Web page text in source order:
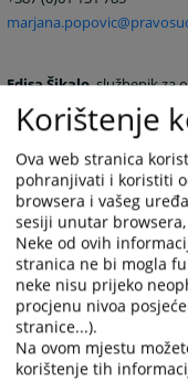
Edisa Šikalo, službenik za
+387 (0)33 704 604
vstvpress@pravosudje.ba
edisa.sikalo@pravosudje.ba
Korištenje
Ova web stranica
pohranjivati i koristiti
browsera i vašeg
sesiji unutar browsera,
Neke od ovih
stranica ne bi mogla
neke nisu prijeko
procjenu nivoa
stranice...).
Na ovom mjestu
korištenje tih